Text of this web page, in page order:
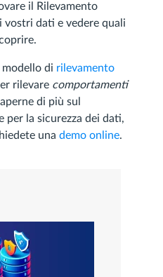
il Rilevamento
vostri dati e vedere quali
di rilevamento
rilevare comportamenti
di più sul
per la sicurezza dei dati,
una demo online.